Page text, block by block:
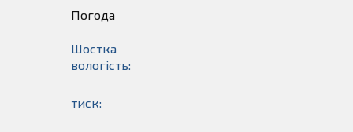
Погода
Шостка
вологість:
тиск: